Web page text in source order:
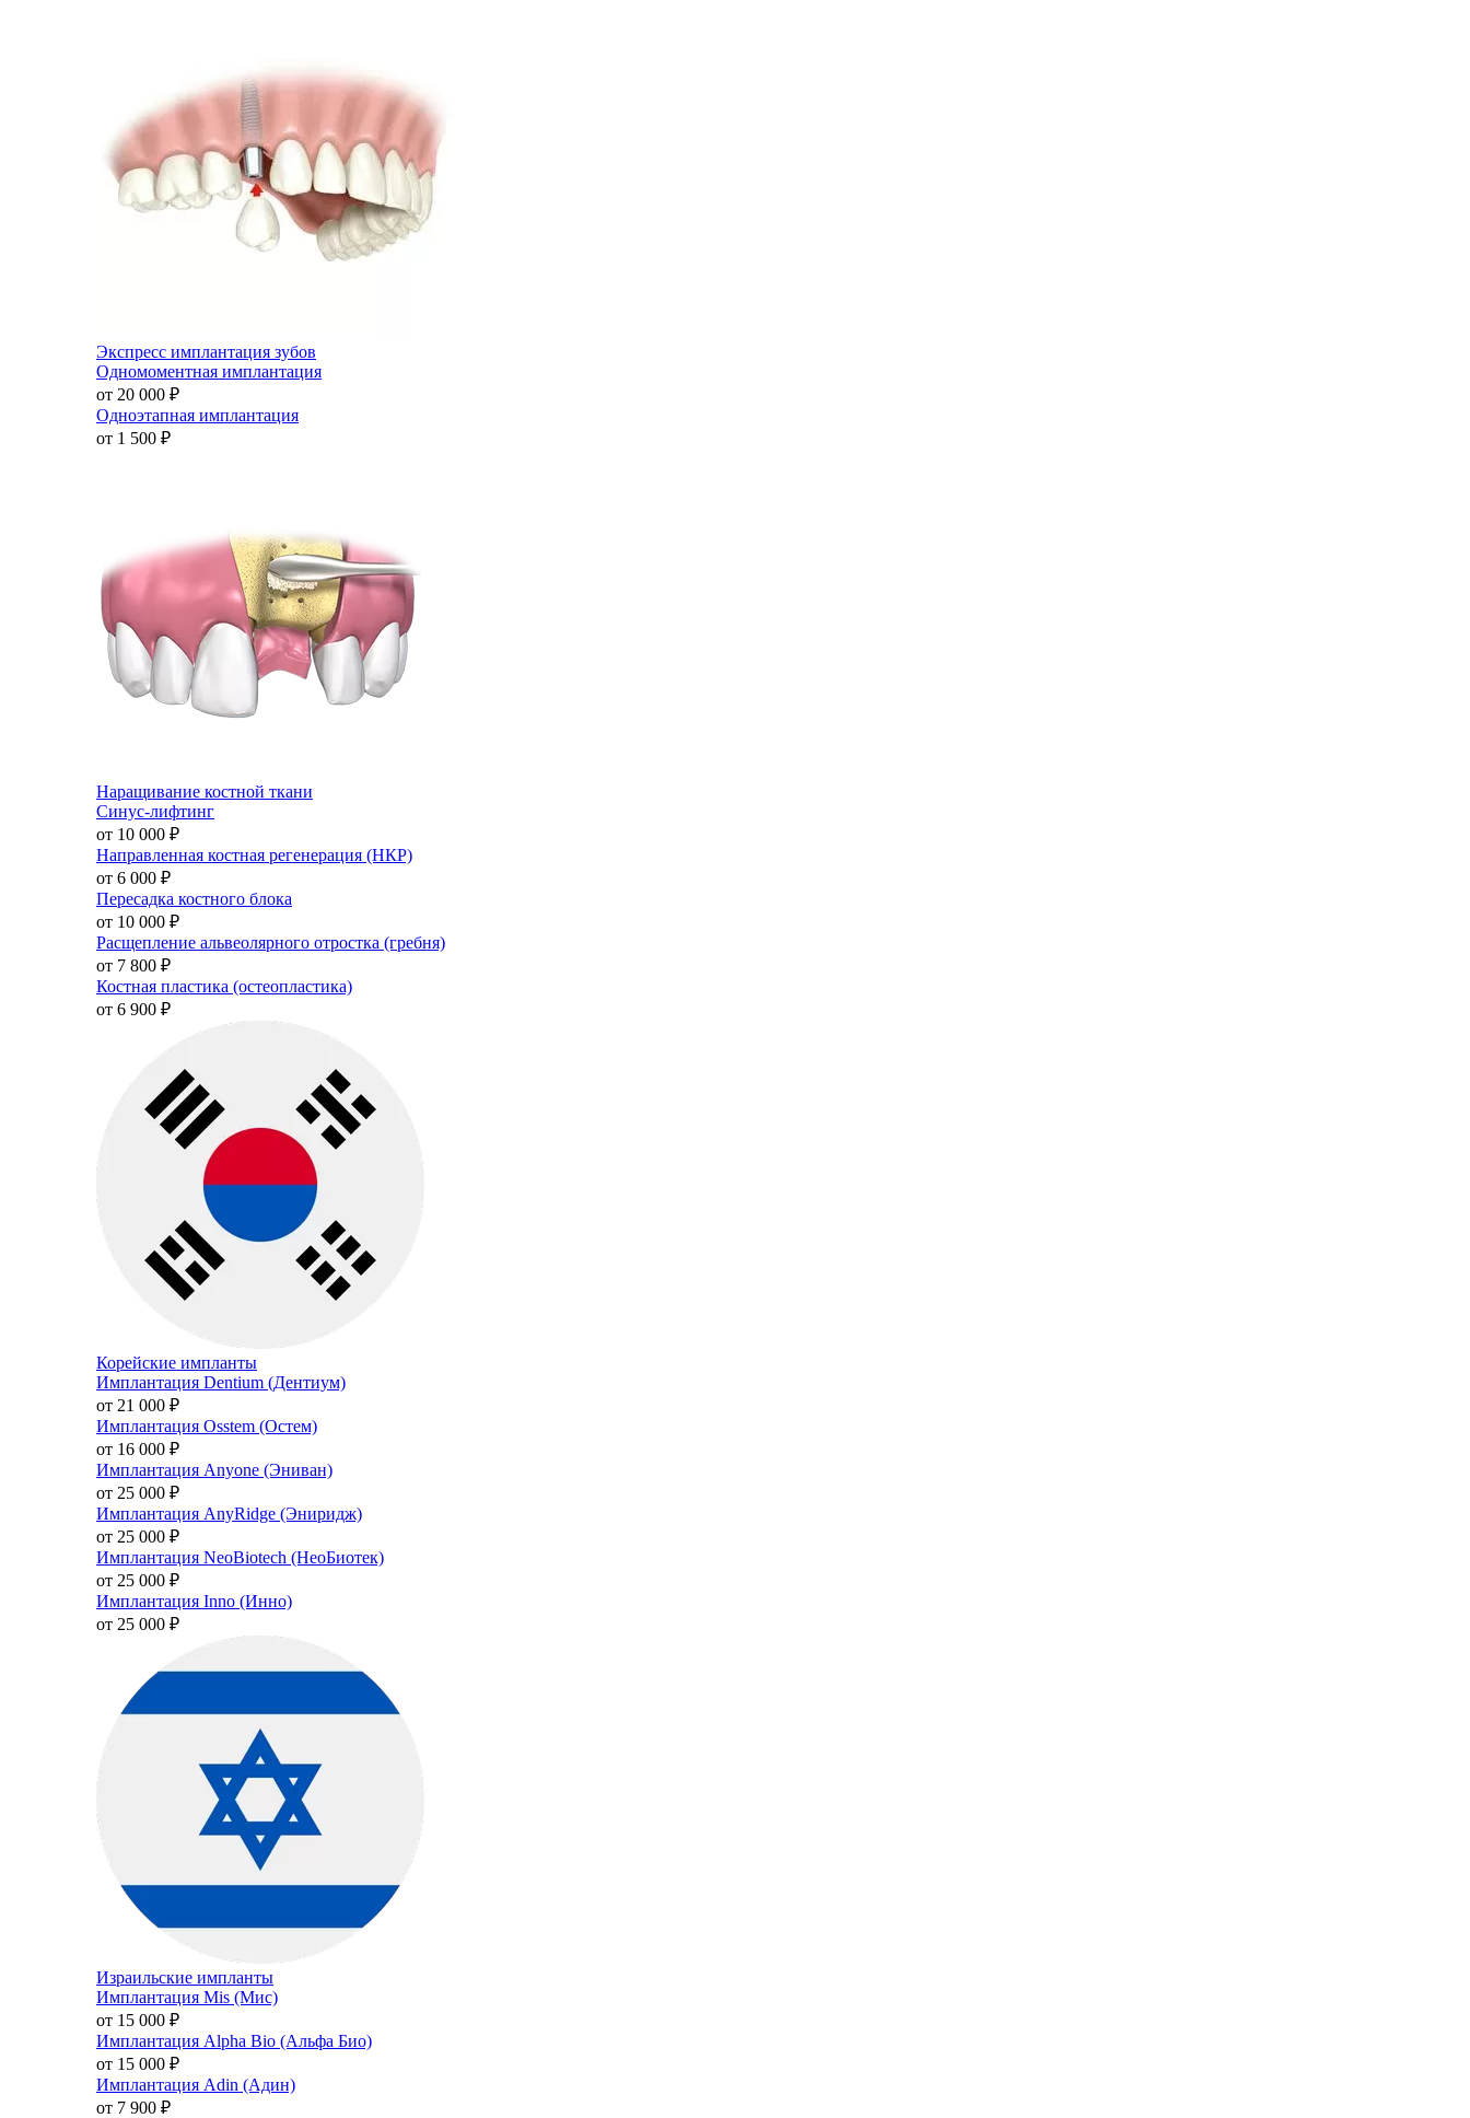
Экспресс имплантация зубов
Одномоментная имплантация
от 20 000 ₽
Одноэтапная имплантация
от 1 500 ₽
Наращивание костной ткани
Синус-лифтинг
от 10 000 ₽
Направленная костная регенерация (НКР)
от 6 000 ₽
Пересадка костного блока
от 10 000 ₽
Расщепление альвеолярного отростка (гребня)
от 7 800 ₽
Костная пластика (остеопластика)
от 6 900 ₽
Корейские импланты
Имплантация Dentium (Дентиум)
от 21 000 ₽
Имплантация Osstem (Остем)
от 16 000 ₽
Имплантация Anyone (Эниван)
от 25 000 ₽
Имплантация AnyRidge (Эниридж)
от 25 000 ₽
Имплантация NeoBiotech (НеоБиотек)
от 25 000 ₽
Имплантация Inno (Инно)
от 25 000 ₽
Израильские импланты
Имплантация Mis (Мис)
от 15 000 ₽
Имплантация Alpha Bio (Альфа Био)
от 15 000 ₽
Имплантация Adin (Адин)
от 7 900 ₽